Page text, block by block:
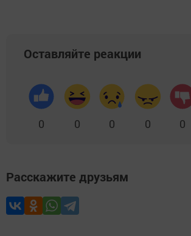
Оставляйте реакции
0 0 0 0 0
Расскажите друзьям